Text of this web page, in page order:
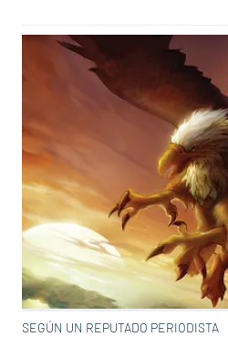
SEGÚN UN REPUTADO PERIODISTA